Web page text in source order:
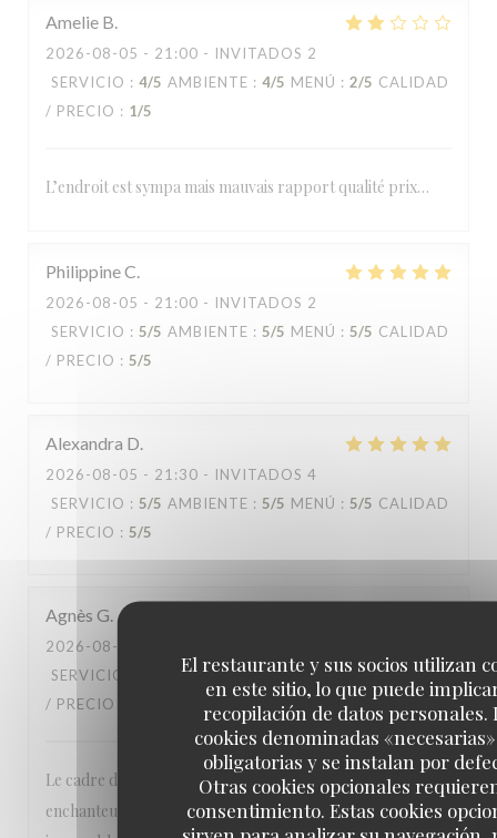
El restaurante y sus socios utilizan
en este sitio, lo que puede
recopilación de datos personales.
cookies denominadas
obligatorias y se instalan por
Otras cookies opcionales
consentimiento. Estas cookies
Amelie B
2026-08-05 - 21:00 - INVITADOS 2
SERVICIO : 4/5 AMBIENTE : 4/5 MENÚ : 2/5 CALIDAD
/ PRECIO : 1/5
L’endroit est sympa mais mauvais rapport qualité prix…
PhilippineC
2026-08-05 - 21:00 - INVITADOS 2
SERVICIO : 5/5 AMBIENTE : 5/5 MENÚ : 5/5 CALIDAD
/ PRECIO : 5/5
Alexandra D
2026-08-05 - 21:30 - INVITADOS 4
SERVICIO : 5/5 AMBIENTE : 5/5 MENÚ : 5/5 CALIDAD
/ PRECIO : 5/5
Agnès G
2026-08-04
SERVICIO
AMBIENTE: 5/5 MENÚ: 4 /5 CALIDAD
/ PRECIO
Le cadre de cet endroit hors de l'agitation de Paris est
enchanteur ..on se retrouve dans un jardin hors de la ville ..